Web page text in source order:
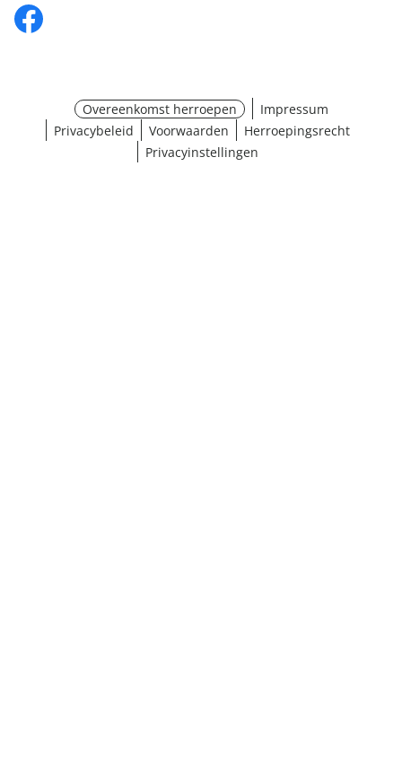
Overeenkomst herroepen
Impressum
Privacybeleid
Voorwaarden
Herroepingsrecht
Privacyinstellingen